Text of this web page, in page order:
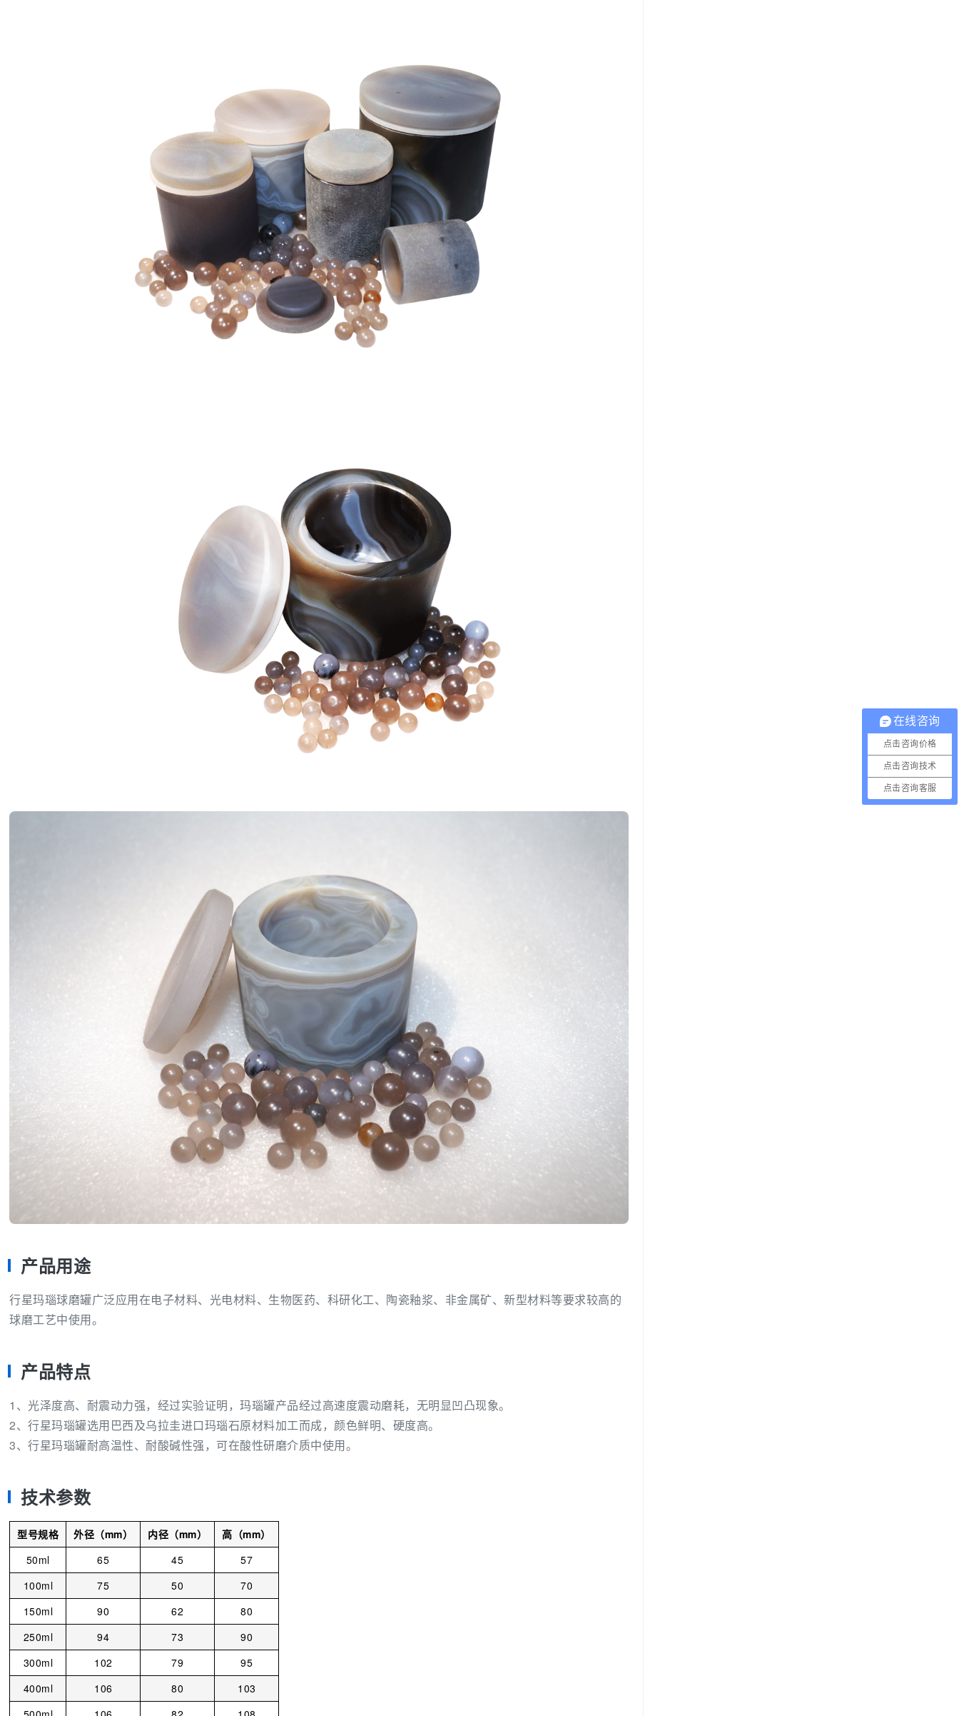
产品用途
行星玛瑙球磨罐广泛应用在电子材料、光电材料、生物医药、科研化工、陶瓷釉浆、非金属矿、新型材料等要求较高的
球磨工艺中使用。
产品特点
1、光泽度高、耐震动力强，经过实验证明，玛瑙罐产品经过高速度震动磨耗，无明显凹凸现象。
2、行星玛瑙罐选用巴西及乌拉圭进口玛瑙石原材料加工而成，颜色鲜明、硬度高。
3、行星玛瑙罐耐高温性、耐酸碱性强，可在酸性研磨介质中使用。
技术参数
型号规格 外径（mm） 内径（mm）
高（mm）
50ml
65 45
57
100ml
75 50
70
150ml
90 62
80
250ml
94 73
90
300ml
102 79
95
400ml
106 80
103
在线咨询
点击咨询价格
点击咨询技术
点击咨询客服